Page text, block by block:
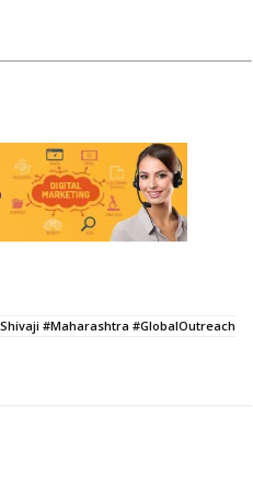
#Maharashtra #GlobalOutreach